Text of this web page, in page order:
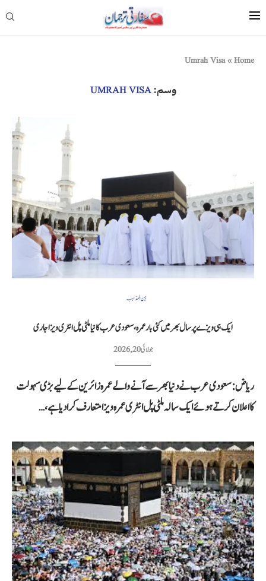
Home
»
Umrah Visa
وسم:UMRAH VISA
بین المذاہب
ایک ہی ویزے پر سال بھر میں کئی بار عمرہ، سعودی عرب کا نیا ملٹی پل انٹری ویزا جاری
جولائی 20, 2026
ریاض: سعودی عرب نے دنیا بھر سے آنے والے عمرہ زائرین کے لیے بڑی سہولت
کا اعلان کرتے ہوئے ایک سالہ ملٹی پل انٹری عمرہ ویزا متعارف کرا دیا ہے،…